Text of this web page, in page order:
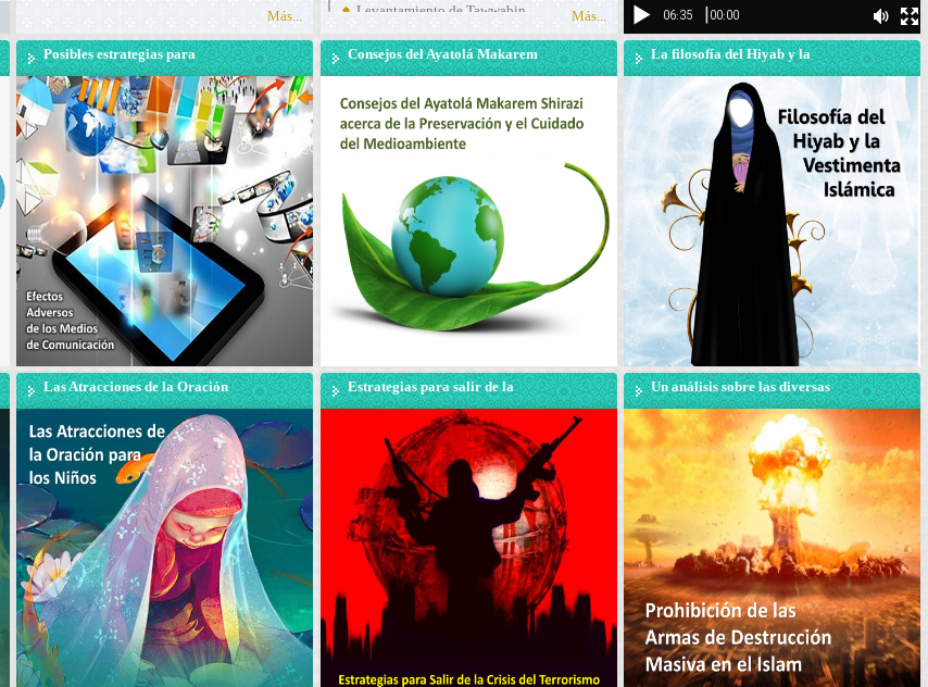
Más...
Levantamiento de Tawwabin
Importancia de la unidad entre los ...
Más...
Posibles estrategias para
defenderse contra la
dominación mediática del
Occidente
Consejos del Ayatolá Makarem
preservación y el cuidado del
medioambiente
La filosofía del Hiyab y la
Vestimenta Islámica desde el
punto de vista del Ayatolá
Makarem Shirazi
Las Atracciones de la Oración
Estrategias para salir de la
crisis del Terrorismo, desde el
punto de vista del Ayatolá
Makarem Shirazi
Un análisis sobre las diversas
dimensiones de la prohibición
de las armas de destrucción
masiva desde el punto de vista
del Ayatolá Makarem Shirazi